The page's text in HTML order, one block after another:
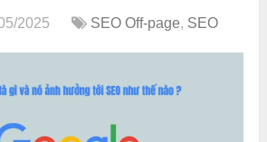
2025 SEO Off-page, SEO